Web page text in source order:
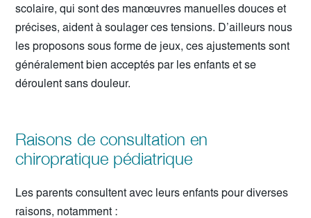
scolaire, qui sont des manœuvres manuelles douces et
précises, aident à soulager ces tensions. D’ailleurs nous
les proposons sous forme de jeux, ces ajustements sont
généralement bien acceptés par les enfants et se
déroulent sans douleur.
Raisons de consultation en
chiropratique pédiatrique
Les parents consultent avec leurs enfants pour diverses
raisons, notamment :